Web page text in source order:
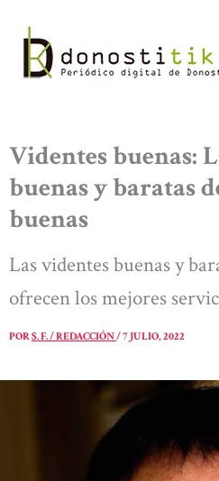
contenido
Videntes buenas:
buenas y baratas
buenas
Las videntes buenas y
ofrecen los mejores
PORS. F. / REDACCIÓN/7 JULIO, 2022